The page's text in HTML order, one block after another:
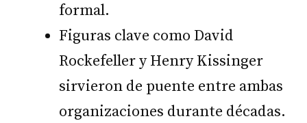
formal.
Figuras clave como David
Rockefeller y Henry Kissinger
sirvieron de puente entre ambas
organizaciones durante décadas.